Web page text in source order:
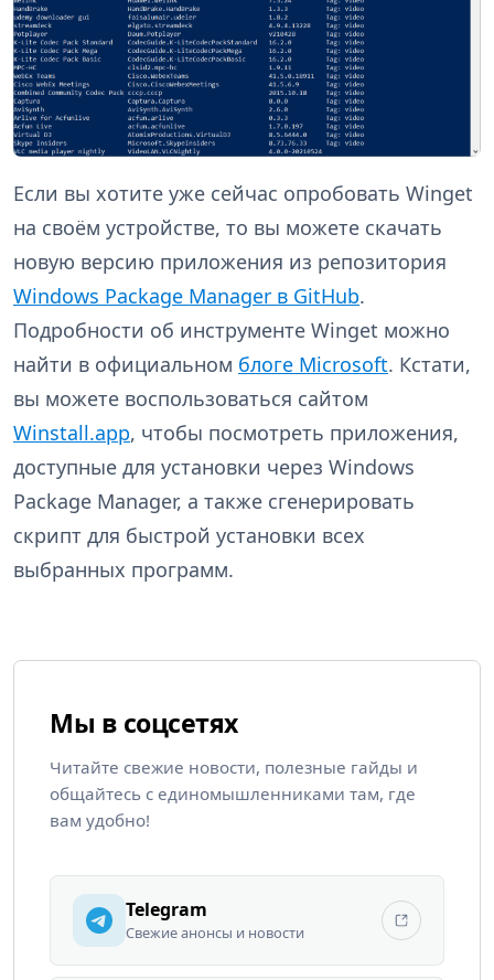
Если вы хотите уже сейчас опробовать Winget
на своём устройстве, то вы можете скачать
новую версию приложения из репозитория
Windows Package Manager в GitHub.
Подробности об инструменте Winget можно
найти в официальном блоге Microsoft. Кстати,
вы можете воспользоваться сайтом
Winstall.app, чтобы посмотреть приложения,
доступные для установки через Windows
Package Manager, а также сгенерировать
скрипт для быстрой установки всех
выбранных программ.
Мы в соцсетях
Читайте свежие новости, полезные гайды и
общайтесь с единомышленниками там, где
вам удобно!
Telegram
Свежие анонсы и новости